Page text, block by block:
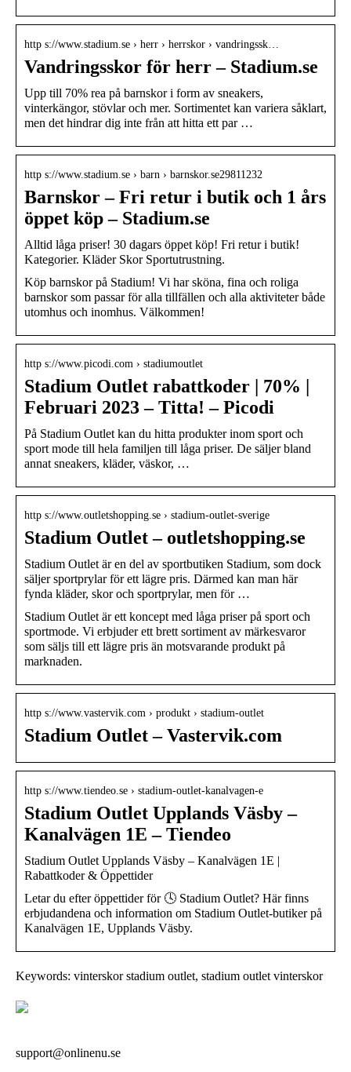
http s://www.stadium.se › herr › herrskor › vandringssk…
Vandringsskor för herr – Stadium.se
Upp till 70% rea på barnskor i form av sneakers,
vinterkängor, stövlar och mer. Sortimentet kan variera såklart,
men det hindrar dig inte från att hitta ett par …
http s://www.stadium.se › barn › barnskor.se29811232
Barnskor – Fri retur i butik och 1 års
öppet köp – Stadium.se
Alltid låga priser! 30 dagars öppet köp! Fri retur i butik!
Kategorier. Kläder Skor Sportutrustning.
Köp barnskor på Stadium! Vi har sköna, fina och roliga
barnskor som passar för alla tillfällen och alla aktiviteter både
utomhus och inomhus. Välkommen!
http s://www.picodi.com › stadiumoutlet
Stadium Outlet rabattkoder | 70% |
Februari 2023 – Titta! – Picodi
På Stadium Outlet kan du hitta produkter inom sport och
sport mode till hela familjen till låga priser. De säljer bland
annat sneakers, kläder, väskor, …
http s://www.outletshopping.se › stadium-outlet-sverige
Stadium Outlet – outletshopping.se
Stadium Outlet är en del av sportbutiken Stadium, som dock
säljer sportprylar för ett lägre pris. Därmed kan man här
fynda kläder, skor och sportprylar, men för …
Stadium Outlet är ett koncept med låga priser på sport och
sportmode. Vi erbjuder ett brett sortiment av märkesvaror
som säljs till ett lägre pris än motsvarande produkt på
marknaden.
http s://www.vastervik.com › produkt › stadium-outlet
Stadium Outlet – Vastervik.com
http s://www.tiendeo.se › stadium-outlet-kanalvagen-e
Stadium Outlet Upplands Väsby –
Kanalvägen 1E – Tiendeo
Stadium Outlet Upplands Väsby – Kanalvägen 1E |
Rabattkoder & Öppettider
Letar du efter öppettider för 🕓 Stadium Outlet? Här finns
erbjudandena och information om Stadium Outlet-butiker på
Kanalvägen 1E, Upplands Väsby.
Keywords: vinterskor stadium outlet, stadium outlet vinterskor
support@onlinenu.se